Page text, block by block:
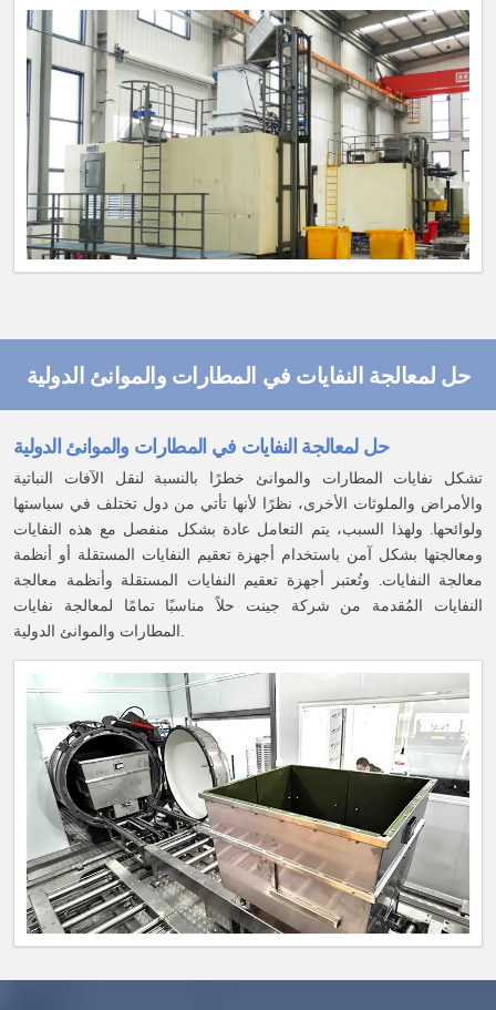
حل لمعالجة النفايات في المطارات والموانئ الدولية
حل لمعالجة النفايات في المطارات والموانئ الدولية
تشكل نفايات المطارات والموانئ خطرًا بالنسبة لنقل الآفات النباتية
والأمراض والملوثات الأخرى، نظرًا لأنها تأتي من دول تختلف في سياستها
ولوائحها. ولهذا السبب، يتم التعامل عادة بشكل منفصل مع هذه النفايات
ومعالجتها بشكل آمن باستخدام أجهزة تعقيم النفايات المستقلة أو أنظمة
معالجة النفايات. وتُعتبر أجهزة تعقيم النفايات المستقلة وأنظمة معالجة
النفايات المُقدمة من شركة جينت حلاً مناسبًا تمامًا لمعالجة نفايات